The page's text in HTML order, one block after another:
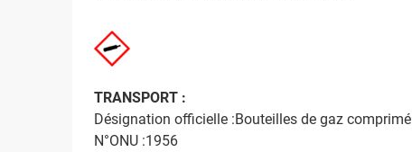
TRANSPORT :
Désignation officielle :Bouteilles de gaz comprimé
N°ONU :1956